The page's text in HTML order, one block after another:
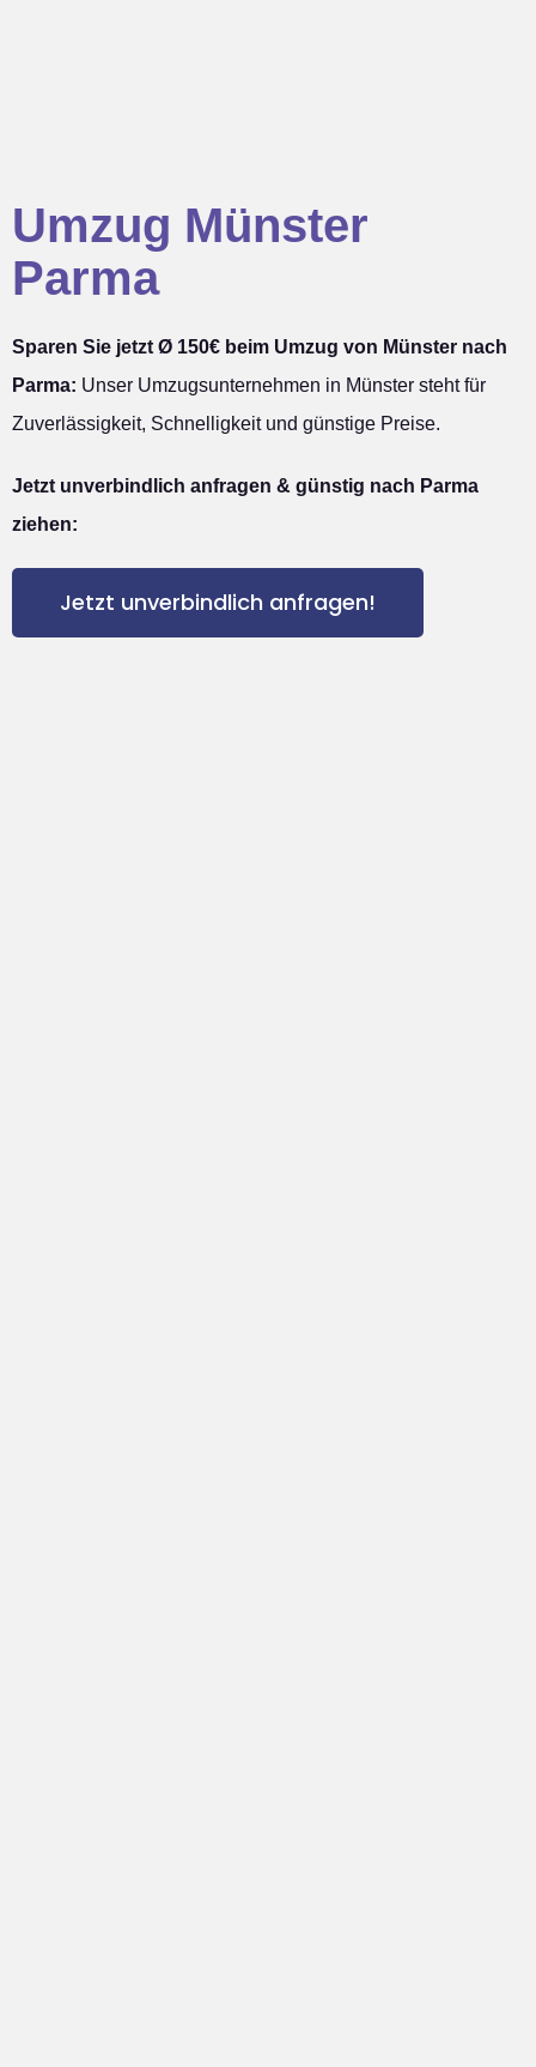
Umzug Münster
Parma
Sparen Sie jetzt Ø 150€ beim Umzug von Münster nach
Parma: Unser Umzugsunternehmen in Münster steht für
Zuverlässigkeit, Schnelligkeit und günstige Preise.
Jetzt unverbindlich anfragen & günstig nach Parma
ziehen:
Jetzt unverbindlich anfragen!